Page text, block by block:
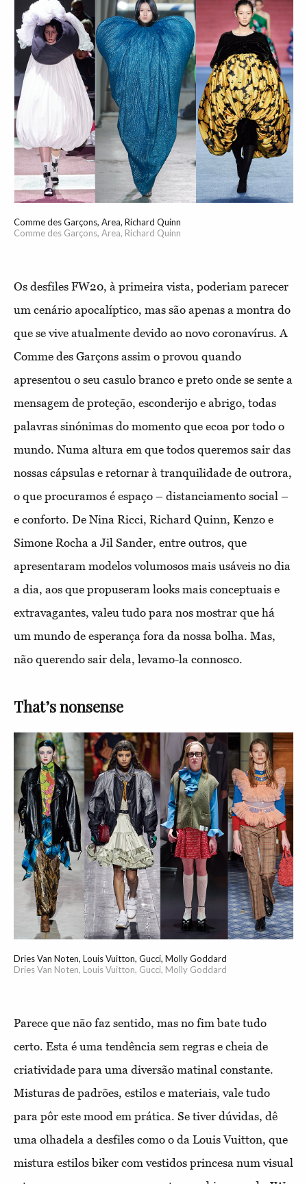
Comme des Garçons, Area, Richard Quinn
Comme des Garçons, Area, Richard Quinn
Os desfiles FW20, à primeira vista, poderiam parecer
um cenário apocalíptico, mas são apenas a montra do
que se vive atualmente devido ao novo coronavírus. A
Comme des Garçons assim o provou quando
apresentou o seu casulo branco e preto onde se sente a
mensagem de proteção, esconderijo e abrigo, todas
palavras sinónimas do momento que ecoa por todo o
mundo. Numa altura em que todos queremos sair das
nossas cápsulas e retornar à tranquilidade de outrora,
o que procuramos é espaço – distanciamento social –
e conforto. De Nina Ricci, Richard Quinn, Kenzo e
Simone Rocha a Jil Sander, entre outros, que
apresentaram modelos volumosos mais usáveis no dia
a dia, aos que propuseram looks mais conceptuais e
extravagantes, valeu tudo para nos mostrar que há
um mundo de esperança fora da nossa bolha. Mas,
não querendo sair dela, levamo-la connosco.
That’s nonsense
Dries Van Noten, Louis Vuitton, Gucci, Molly Goddard
Dries Van Noten, Louis Vuitton, Gucci, Molly Goddard
Parece que não faz sentido, mas no fim bate tudo
certo. Esta é uma tendência sem regras e cheia de
criatividade para uma diversão matinal constante.
Misturas de padrões, estilos e materiais, vale tudo
para pôr este mood em prática. Se tiver dúvidas, dê
uma olhadela a desfiles como o da Louis Vuitton, que
mistura estilos biker com vestidos princesa num visual